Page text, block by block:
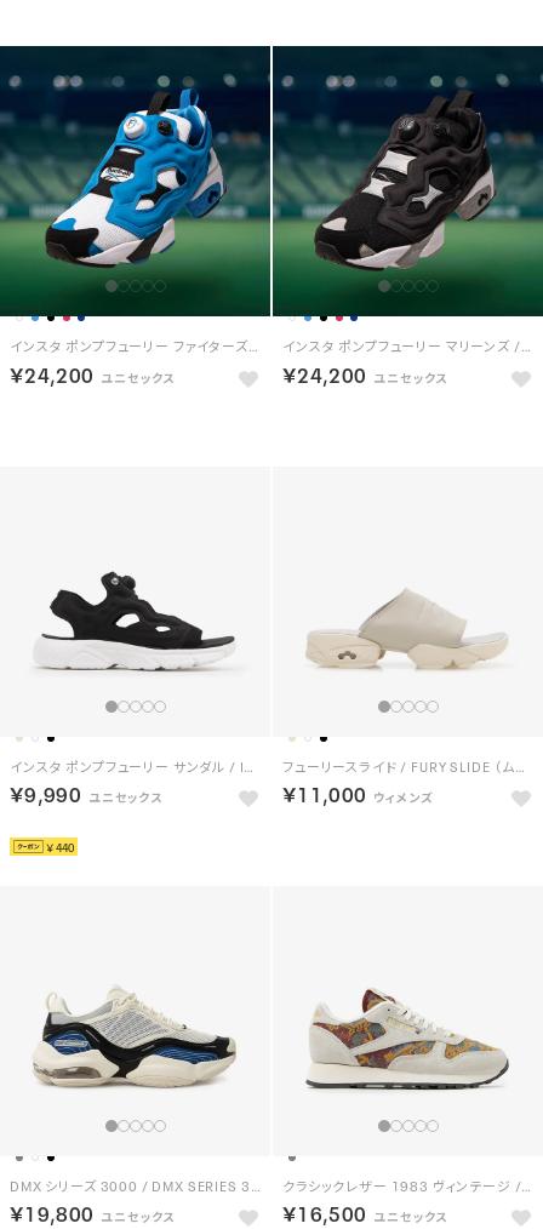
インスタ ポンプフューリー ファイターズ / INSTAPUMP FURY 94 FIGHTERS
￥24,200
インスタ ポンプフューリー マリーンズ / INSTAPUMP FURY 94 MARINES
￥24,200
インスタ ポンプフューリー サンダル / INSTAPUMP FURY SANDAL （ブラック/ホワイト）
￥9,990
￥440
フューリースライド / FURY SLIDE （ムーンストーン）
￥11,000
DMX シリーズ 3000 / DMX SERIES 3000 （チョーク/ブルー）
￥19,800
クラシックレザー 1983 ヴィンテージ / CLASSIC LEATHER 1983 VINTAGE （グレー）
￥16,500